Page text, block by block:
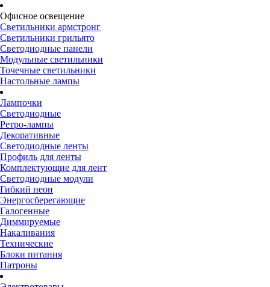
Офисное освещение
Светильники армстронг
Светильники грильято
Светодиодные панели
Модульные светильники
Точечные светильники
Настольные лампы
Лампочки
Светодиодные
Ретро-лампы
Декоративные
Светодиодные ленты
Профиль для ленты
Комплектующие для лент
Светодиодные модули
Гибкий неон
Энергосберегающие
Галогенные
Диммируемые
Накаливания
Технические
Блоки питания
Патроны